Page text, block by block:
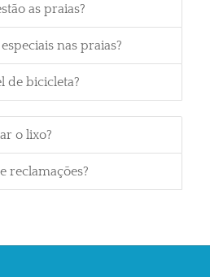
as praias?
nas praias?
de bicicleta?
o lixo?
reclamações?